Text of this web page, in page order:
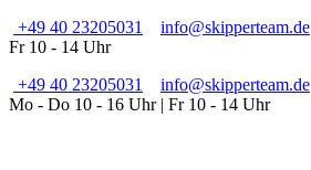
+49 40 23205031 info@skipperteam.de
Fr 10 - 14 Uhr
+49 40 23205031
info@skipperteam.de
Mo - Do 10 - 16 Uhr | Fr 10 - 14 Uhr